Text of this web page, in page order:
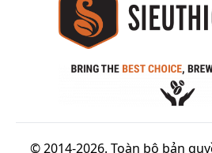
© 2014-2026. Toàn bộ bản